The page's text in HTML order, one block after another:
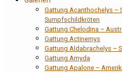
Gattung Acanthochelys –
Sumpfschildkröten
Gattung Chelodina –
Gattung Actinemys
Gattung Aldabrachelys –
Gattung Amyda
Gattung Apalone –